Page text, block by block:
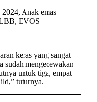
keras yang sangat
sudah mengecewakan
untuk tiga, empat
tuturnya.